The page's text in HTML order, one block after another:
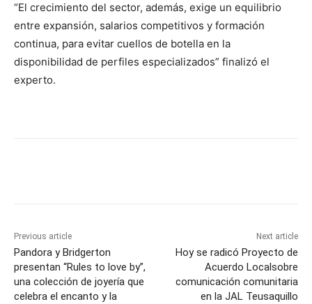
“El crecimiento del sector, además, exige un equilibrio
entre expansión, salarios competitivos y formación
continua, para evitar cuellos de botella en la
disponibilidad de perfiles especializados” finalizó el
experto.
Previous article
Pandora y Bridgerton
presentan “Rules to love by”,
una colección de joyería que
celebra el encanto y la
Next article
Hoy se radicó Proyecto de
Acuerdo Localsobre
comunicación comunitaria
en la JAL Teusaquillo